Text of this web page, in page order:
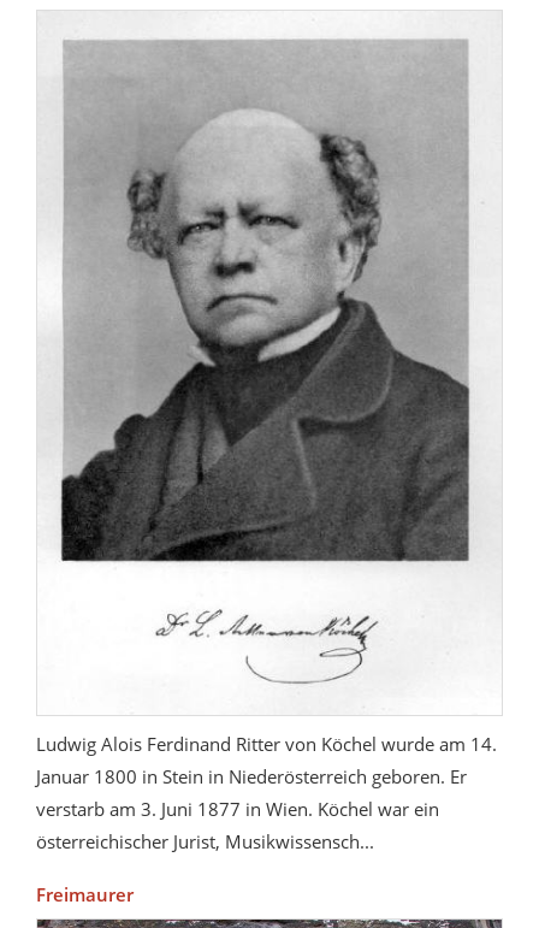
Ludwig Alois Ferdinand Ritter von Köchel wurde am 14.
Januar 1800 in Stein in Niederösterreich geboren. Er
verstarb am 3. Juni 1877 in Wien. Köchel war ein
österreichischer Jurist, Musikwissensch...
Freimaurer